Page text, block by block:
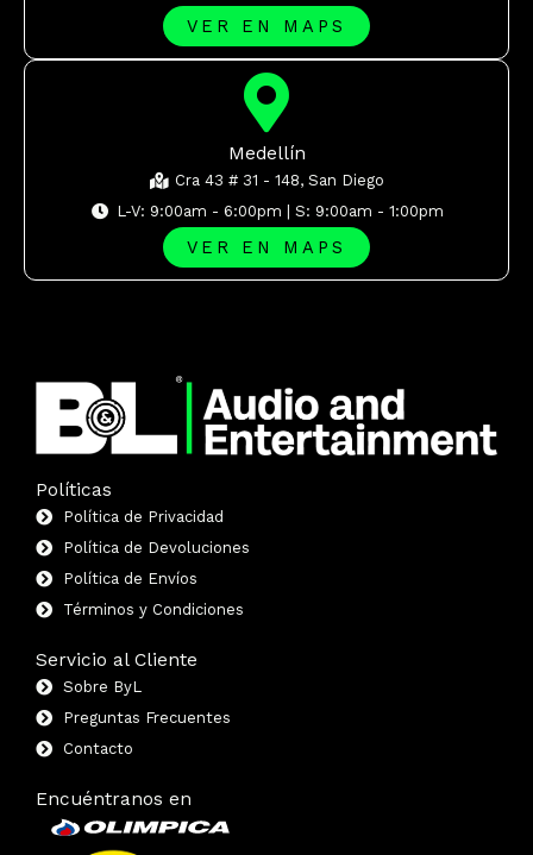
VER EN MAPS
Medellín
Cra 43 # 31 - 148, San Diego
L-V: 9:00am - 6:00pm | S: 9:00am - 1:00pm
VER EN MAPS
Políticas
Política de Privacidad
Política de Devoluciones
Política de Envíos
Términos y Condiciones
Servicio al Cliente
Sobre ByL
Preguntas Frecuentes
Contacto
Encuéntranos en